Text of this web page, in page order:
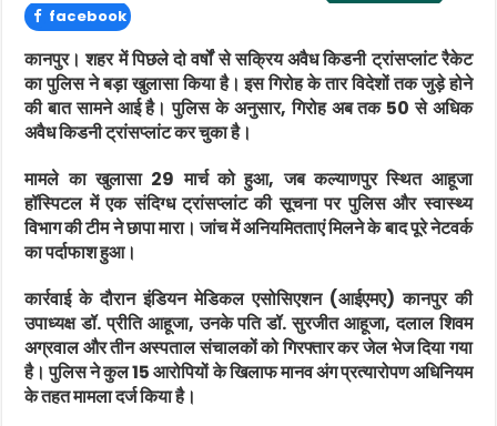
facebook
कानपुर। शहर में पिछले दो वर्षों से सक्रिय अवैध किडनी ट्रांसप्लांट रैकेट
का पुलिस ने बड़ा खुलासा किया है। इस गिरोह के तार विदेशों तक जुड़े होने
की बात सामने आई है। पुलिस के अनुसार, गिरोह अब तक 50 से अधिक
अवैध किडनी ट्रांसप्लांट कर चुका है।
मामले का खुलासा 29 मार्च को हुआ, जब कल्याणपुर स्थित आहूजा
हॉस्पिटल में एक संदिग्ध ट्रांसप्लांट की सूचना पर पुलिस और स्वास्थ्य
विभाग की टीम ने छापा मारा। जांच में अनियमितताएं मिलने के बाद पूरे नेटवर्क
का पर्दाफाश हुआ।
कार्रवाई के दौरान इंडियन मेडिकल एसोसिएशन (आईएमए) कानपुर की
उपाध्यक्ष डॉ. प्रीति आहूजा, उनके पति डॉ. सुरजीत आहूजा, दलाल शिवम
अग्रवाल और तीन अस्पताल संचालकों को गिरफ्तार कर जेल भेज दिया गया
है। पुलिस ने कुल 15 आरोपियों के खिलाफ मानव अंग प्रत्यारोपण अधिनियम
के तहत मामला दर्ज किया है।